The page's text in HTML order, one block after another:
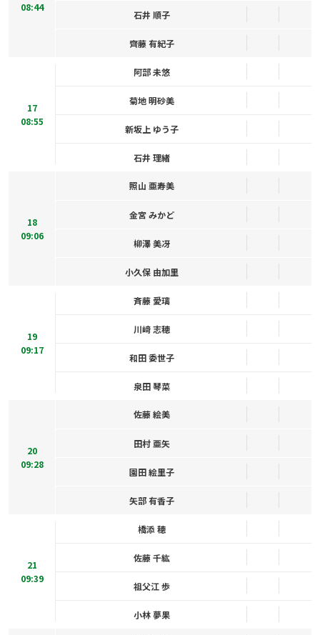
08:44
石井 順子
齊藤 有紀子
17
08:55
阿部 未悠
菊地 明砂美
新坂上 ゆう子
石井 理緒
18
09:06
照山 亜寿美
金宮 みかど
柳澤 美冴
小久保 由加里
19
09:17
斉藤 愛璃
川﨑 志穂
和田 委世子
泉田 琴菜
20
09:28
佐藤 絵美
田村 亜矢
園田 絵里子
矢部 有香子
21
09:39
橋添 穂
佐藤 千紘
祖父江 歩
小林 夢果